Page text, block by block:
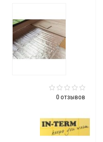
0 отзывов